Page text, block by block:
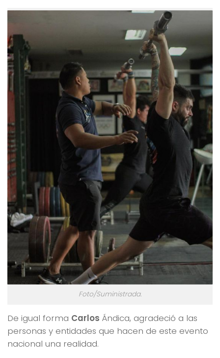
Foto/Suministrada.
De igual forma Carlos Ándica, agradeció a las
personas y entidades que hacen de este evento
nacional una realidad.